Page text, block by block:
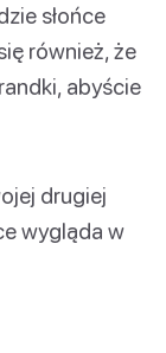
słońce
również, że
abyście
drugiej
wygląda w